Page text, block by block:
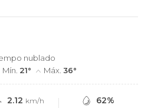
nublado
Mín. 21° Máx.36°
2.12 km/h 62%